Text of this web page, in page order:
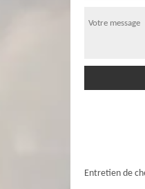
Entretien de